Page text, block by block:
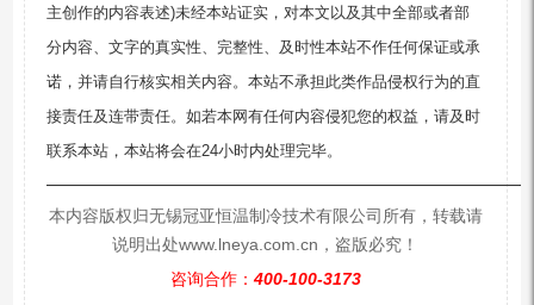
主创作的内容表述)未经本站证实，对本文以及其中全部或者部
分内容、文字的真实性、完整性、及时性本站不作任何保证或承
诺，并请自行核实相关内容。本站不承担此类作品侵权行为的直
接责任及连带责任。如若本网有任何内容侵犯您的权益，请及时
联系本站，本站将会在24小时内处理完毕。
本内容版权归无锡冠亚恒温制冷技术有限公司所有，转载请
说明出处www.lneya.com.cn，盗版必究！
咨询合作： 400-100-3173